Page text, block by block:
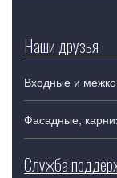
Наши друзья
Входные и
Фасадные,
Служба